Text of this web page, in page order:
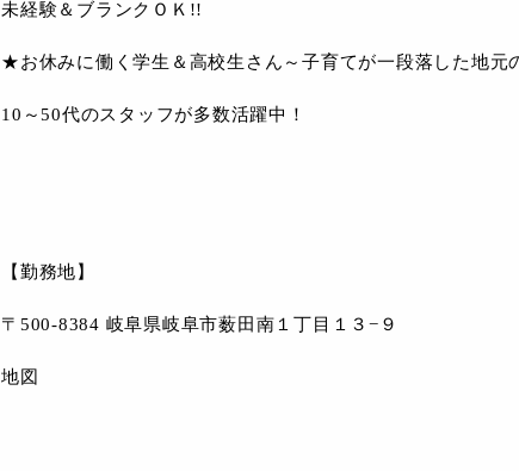
未経験＆ブランクＯＫ!!
★お休みに働く学生＆高校生さん～子育てが一段落した地
10～50代のスタッフが多数活躍中！
【勤務地】
〒500-8384 岐阜県岐阜市薮田南１丁目１３−９
地図